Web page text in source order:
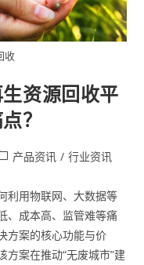
收
资源回收平
？
产品资讯 / 行业资讯
利用物联网、大数据等
、成本高、监管难等痛
方案的核心功能与价
方案在推动“无废城市”建